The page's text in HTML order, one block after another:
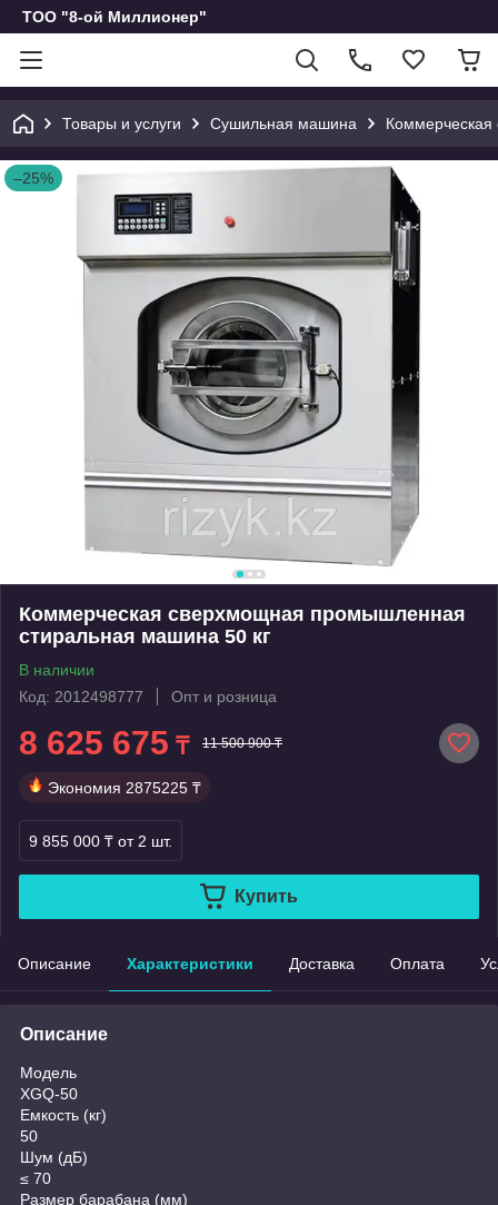
ТОО "8-ой Миллионер"
Товары и услуги Сушильная машина
–25%
Коммерческая сверхмощная промышленная
стиральная машина 50 кг
В наличии
Код: 2012498777
Опт и розница
8 625 675 ₸ 11 500 900 ₸
Экономия 2875225 ₸
9 855 000 ₸ от 2 шт.
Купить
Описание Характеристики Доставка Оплата
Описание
Модель
XGQ-50
Емкость (кг)
50
Шум (дБ)
≤ 70
Размер барабана (мм)